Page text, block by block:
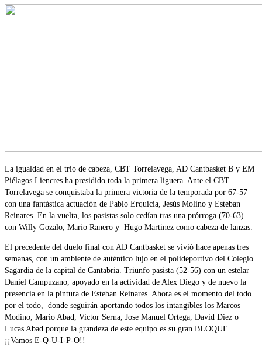
La igualdad en el trio de cabeza, CBT Torrelavega, AD Cantbasket B y EM
Piélagos Liencres ha presidido toda la primera liguera. Ante el CBT
Torrelavega se conquistaba la primera victoria de la temporada por 67-57
con una fantástica actuación de Pablo Erquicia, Jesús Molino y Esteban
Reinares. En la vuelta, los pasistas solo cedían tras una prórroga (70-63)
con Willy Gozalo, Mario Ranero y Hugo Martinez como cabeza de lanzas.
El precedente del duelo final con AD Cantbasket se vivió hace apenas tres
semanas, con un ambiente de auténtico lujo en el polideportivo del Colegio
Sagardia de la capital de Cantabria. Triunfo pasista (52-56) con un estelar
Daniel Campuzano, apoyado en la actividad de Alex Diego y de nuevo la
presencia en la pintura de Esteban Reinares. Ahora es el momento del todo
por el todo, donde seguirán aportando todos los intangibles los Marcos
Modino, Mario Abad, Victor Serna, Jose Manuel Ortega, David Diez o
Lucas Abad porque la grandeza de este equipo es su gran BLOQUE.
¡¡Vamos E-Q-U-I-P-O!!